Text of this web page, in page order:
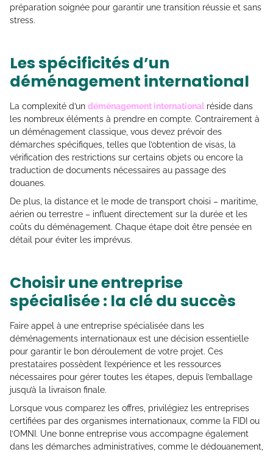
préparation soignée pour garantir une transition réussie et sans
stress.
Les spécificités d’un
déménagement international
La complexité d’un déménagement international réside dans
les nombreux éléments à prendre en compte. Contrairement à
un déménagement classique, vous devez prévoir des
démarches spécifiques, telles que l’obtention de visas, la
vérification des restrictions sur certains objets ou encore la
traduction de documents nécessaires au passage des
douanes.
De plus, la distance et le mode de transport choisi – maritime,
aérien ou terrestre – influent directement sur la durée et les
coûts du déménagement. Chaque étape doit être pensée en
détail pour éviter les imprévus.
Choisir une entreprise
spécialisée : la clé du succès
Faire appel à une entreprise spécialisée dans les
déménagements internationaux est une décision essentielle
pour garantir le bon déroulement de votre projet. Ces
prestataires possèdent l’expérience et les ressources
nécessaires pour gérer toutes les étapes, depuis l’emballage
jusqu’à la livraison finale.
Lorsque vous comparez les offres, privilégiez les entreprises
certifiées par des organismes internationaux, comme la FIDI ou
l’OMNI. Une bonne entreprise vous accompagne également
dans les démarches administratives, comme le dédouanement,